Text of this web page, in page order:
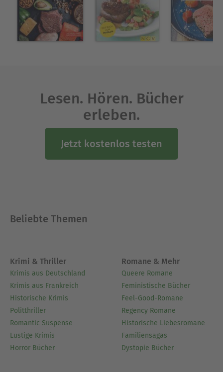
Lesen. Hören. Bücher
erleben.
Jetzt kostenlos testen
Beliebte Themen
Krimi & Thriller
Krimis aus Deutschland
Krimis aus Frankreich
Historische Krimis
Politthriller
Romantic Suspense
Lustige Krimis
Horror Bücher
Romane & Mehr
Queere Romane
Feministische Bücher
Feel-Good-Romane
Regency Romane
Historische Liebesromane
Familiensagas
Dystopie Bücher